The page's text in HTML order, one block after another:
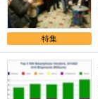
特集